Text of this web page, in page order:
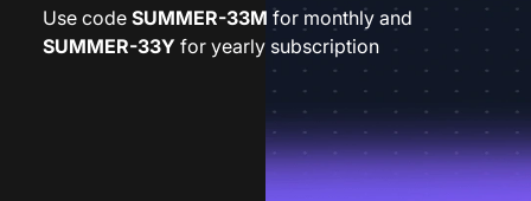
Use code SUMMER-33M for monthly and
SUMMER-33Y for yearly subscription